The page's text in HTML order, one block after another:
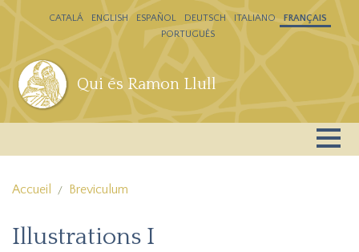
Aller au contenu principal
Qui és Ramon Llull
CATALÁ ENGLISH ESPAÑOL DEUTSCH ITALIANO
FRANÇAIS
PORTUGUÊS
Accueil Breviculum
Illustrations I